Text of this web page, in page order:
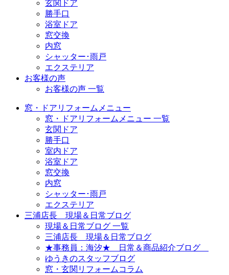
玄関ドア
勝手口
浴室ドア
窓交換
内窓
シャッター･雨戸
エクステリア
お客様の声
お客様の声 一覧
窓・ドアリフォームメニュー
窓・ドアリフォームメニュー 一覧
玄関ドア
勝手口
室内ドア
浴室ドア
窓交換
内窓
シャッター･雨戸
エクステリア
三浦店長 現場＆日常ブログ
現場＆日常ブログ 一覧
三浦店長 現場＆日常ブログ
★事務員：海汐★ 日常＆商品紹介ブログ
ゆうきのスタッフブログ
窓・玄関リフォームコラム